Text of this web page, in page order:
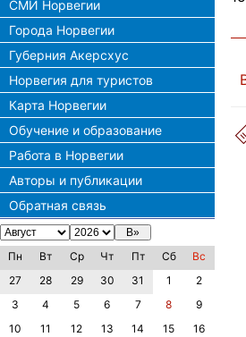
СМИ Норвегии
Города Норвегии
Губерния Акерсхус
Норвегия для туристов
Карта Норвегии
Обучение и образование
Работа в Норвегии
Авторы и публикации
Обратная связь
Пн Вт Ср Чт Пт Сб
Вс
27
28 29 30 31 1
2
3
4 5 6 7 8
9
10
11 12 13 14 15
16